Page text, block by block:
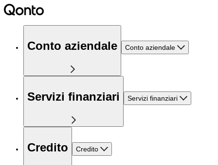
Conto aziendale Conto aziendale
Servizi finanziari Servizi finanziari
Credito Credito